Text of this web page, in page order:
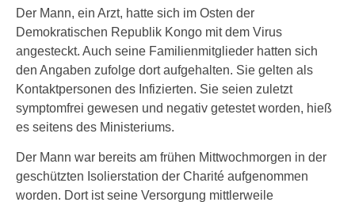
Der Mann, ein Arzt, hatte sich im Osten der
Demokratischen Republik Kongo mit dem Virus
angesteckt. Auch seine Familienmitglieder hatten sich
den Angaben zufolge dort aufgehalten. Sie gelten als
Kontaktpersonen des Infizierten. Sie seien zuletzt
symptomfrei gewesen und negativ getestet worden, hieß
es seitens des Ministeriums.
Der Mann war bereits am frühen Mittwochmorgen in der
geschützten Isolierstation der Charité aufgenommen
worden. Dort ist seine Versorgung mittlerweile